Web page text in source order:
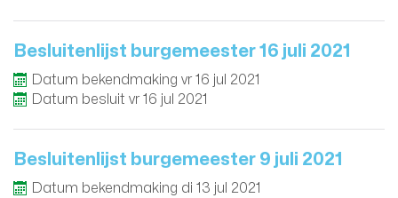
Besluitenlijst burgemeester 16 juli 2021
Datum bekendmaking vr 16 jul 2021
Datum besluit vr 16 jul 2021
Besluitenlijst burgemeester 9 juli 2021
Datum bekendmaking di 13 jul 2021